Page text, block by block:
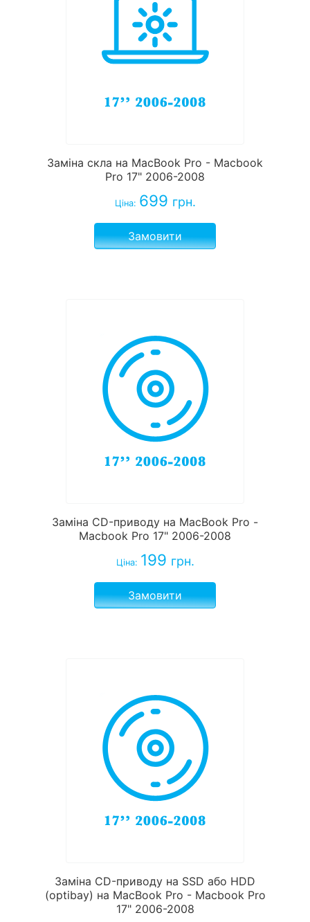
Заміна скла на MacBook Pro - Macbook
Pro 17" 2006-2008
Ціна: 699 грн.
Замовити
Заміна CD-приводу на MacBook Pro -
Macbook Pro 17" 2006-2008
Ціна: 199 грн.
Замовити
Заміна CD-приводу на SSD або HDD
(optibay) на MacBook Pro - Macbook Pro
17" 2006-2008